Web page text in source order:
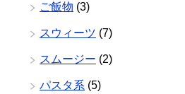
ご飯物 (3)
スウィーツ (7)
スムージー (2)
パスタ系 (5)